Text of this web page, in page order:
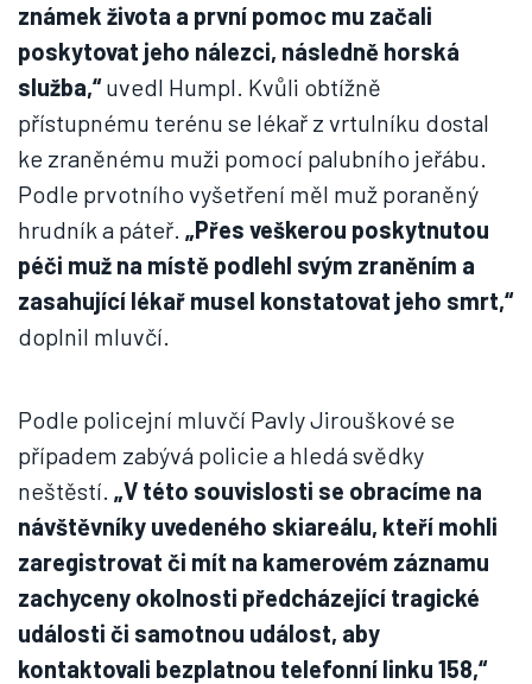
známek života a první pomoc mu začali
poskytovat jeho nálezci, následně horská
služba,“uvedl Humpl. Kvůli obtížně
přístupnému terénu se lékař z vrtulníku dostal
ke zraněnému muži pomocí palubního jeřábu.
Podle prvotního vyšetření měl muž poraněný
hrudník a páteř. „Přes veškerou poskytnutou
péči muž na místě podlehl svým zraněním a
zasahující lékař musel konstatovat jeho smrt,“
doplnil mluvčí.
Podle policejní mluvčí Pavly Jirouškové se
případem zabývá policie a hledá svědky
neštěstí. „V této souvislosti se obracíme na
návštěvníky uvedeného skiareálu, kteří mohli
zaregistrovat či mít na kamerovém záznamu
zachyceny okolnosti předcházející tragické
události či samotnou událost, aby
kontaktovali bezplatnou telefonní linku 158,“